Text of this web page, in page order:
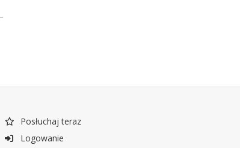
Posłuchaj teraz
Logowanie